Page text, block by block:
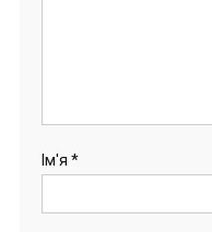
Ім'я *